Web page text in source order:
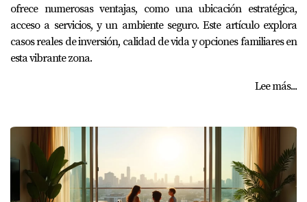
ofrece numerosas ventajas, como una ubicación estratégica,
acceso a servicios, y un ambiente seguro. Este artículo explora
casos reales de inversión, calidad de vida y opciones familiares en
esta vibrante zona.
Lee más...